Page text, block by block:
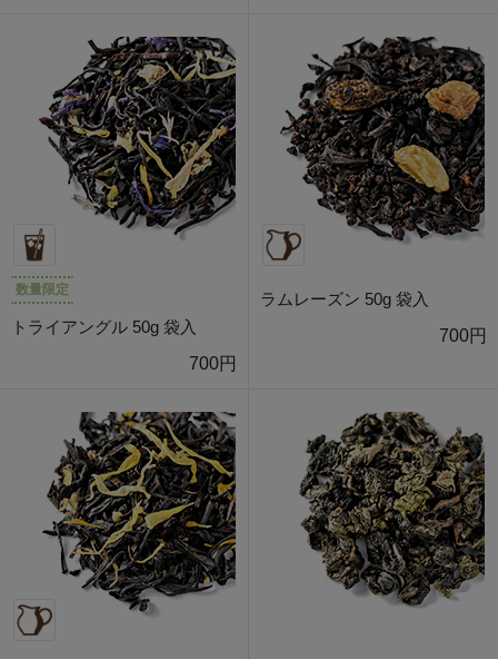
数量限定
トライアングル 50g 袋入
700円
ラムレーズン 50g 袋入
700円